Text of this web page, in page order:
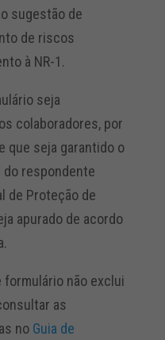
sugestão de
de riscos
à NR-1.
seja
colaboradores, por
que seja garantido o
respondente
de Proteção de
apurado de acordo
formulário não exclui
as
no Guia de